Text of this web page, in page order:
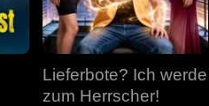
Lieferbote? Ich werde
zum Herrscher!